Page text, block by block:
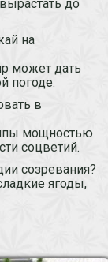
до
на
может дать
погоде.
в
мощностью
соцветий.
созревания?
ягоды,